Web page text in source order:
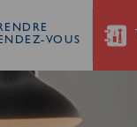
VOUS